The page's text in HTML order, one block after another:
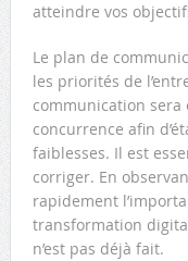
atteindre vos
Le plan de
les priorités de
communication sera
concurrence afin
faiblesses. Il est
corriger. En
rapidement
transformation
n’est pas déjà fait.